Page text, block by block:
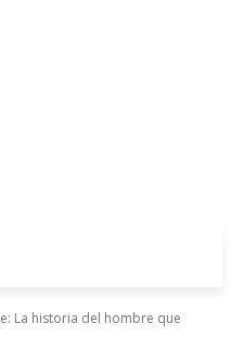
La historia del hombre que